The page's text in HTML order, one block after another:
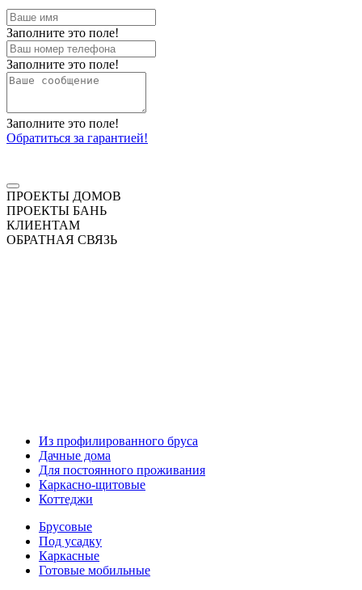
Заполните это поле!
Заполните это поле!
Заполните это поле!
Обратиться за гарантией!
ПРОЕКТЫ ДОМОВ
ПРОЕКТЫ БАНЬ
КЛИЕНТАМ
ОБРАТНАЯ СВЯЗЬ
Из профилированного бруса
Дачные дома
Для постоянного проживания
Каркасно-щитовые
Коттеджи
Брусовые
Под усадку
Каркасные
Готовые мобильные